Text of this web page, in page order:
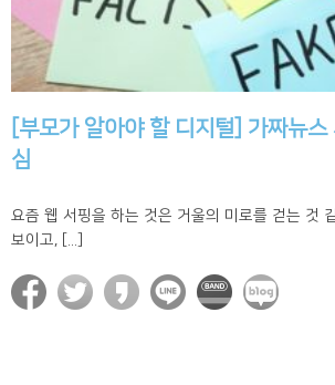
[부모가 알아야 할 디지털] 가짜뉴스
심
요즘 웹 서핑을 하는 것은 거울의 미로를 걷는 것
보이고, [...]